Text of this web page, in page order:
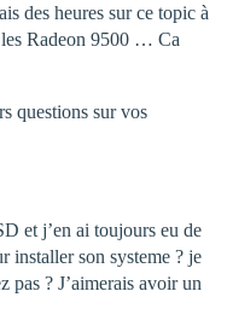
des heures sur ce topic à
les Radeon 9500 … Ca
questions sur vos
et j’en ai toujours eu de
installer son systeme ? je
pas ? J’aimerais avoir un